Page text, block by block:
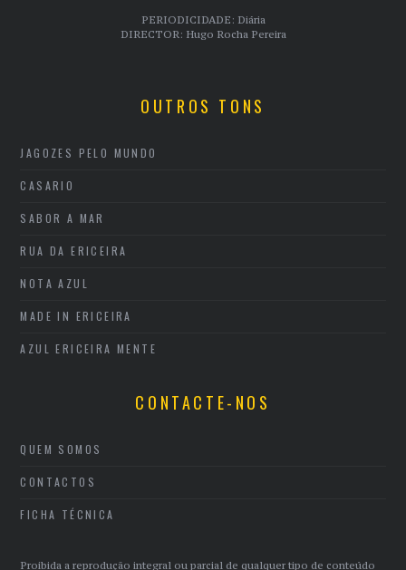
PERIODICIDADE: Diária
DIRECTOR: Hugo Rocha Pereira
OUTROS TONS
JAGOZES PELO MUNDO
CASARIO
SABOR A MAR
RUA DA ERICEIRA
NOTA AZUL
MADE IN ERICEIRA
AZUL ERICEIRA MENTE
CONTACTE-NOS
QUEM SOMOS
CONTACTOS
FICHA TÉCNICA
Proibida a reprodução integral ou parcial de qualquer tipo de conteúdo